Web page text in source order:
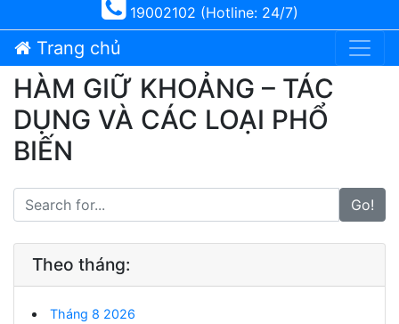
19002102 (Hotline: 24/7)
Trang chủ
HÀM GIỮ KHOẢNG – TÁC
DỤNG VÀ CÁC LOẠI PHỔ
BIẾN
Go!
Theo tháng:
Tháng 8 2026